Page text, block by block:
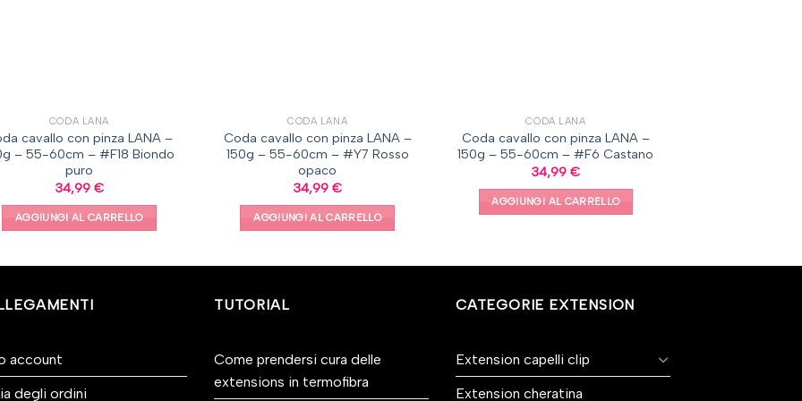
CODA LANA
cavallo con pinza LANA –
– 55-60cm – #F18 Biondo
puro
34,99 €
AGGIUNGI AL CARRELLO
CODA LANA
Coda cavallo con pinza LANA –
150g – 55-60cm – #Y7 Rosso
opaco
34,99€
AGGIUNGI AL CARRELLO
CODA LANA
Coda cavallo con pinza LANA –
150g – 55-60cm – #F6 Castano
34,99€
AGGIUNGI AL CARRELLO
account
degli ordini
TUTORIAL
Come prendersi cura delle
extensions in termofibra
CATEGORIE EXTENSION
Extension capelli clip
Extension cheratina